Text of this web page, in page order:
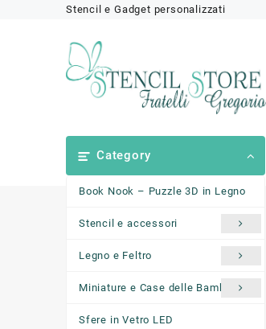
Stencil e Gadget personalizzati
Category
Book Nook – Puzzle 3D in Legno
Stencil e accessori
Legno e Feltro
Miniature e Case delle Bambole
Sfere in Vetro LED